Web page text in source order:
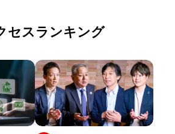
セスランキング